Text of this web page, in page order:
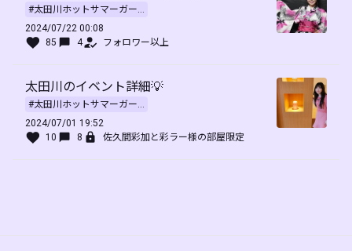
#太田川ホットサマーガー...
2024/07/22 00:08
85
4 フォロワー以上
太田川のイベント詳細💡
#太田川ホットサマーガー...
2024/07/01 19:52
10
8 佐久間彩加と彩ラー様の部屋限定